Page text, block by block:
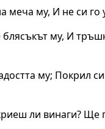
меча му, И не си го
му, И
му; Покрил
ли винаги? Ще